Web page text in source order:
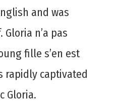
and was
n’a pas
fille s’en est
rapidly captivated
Gloria.